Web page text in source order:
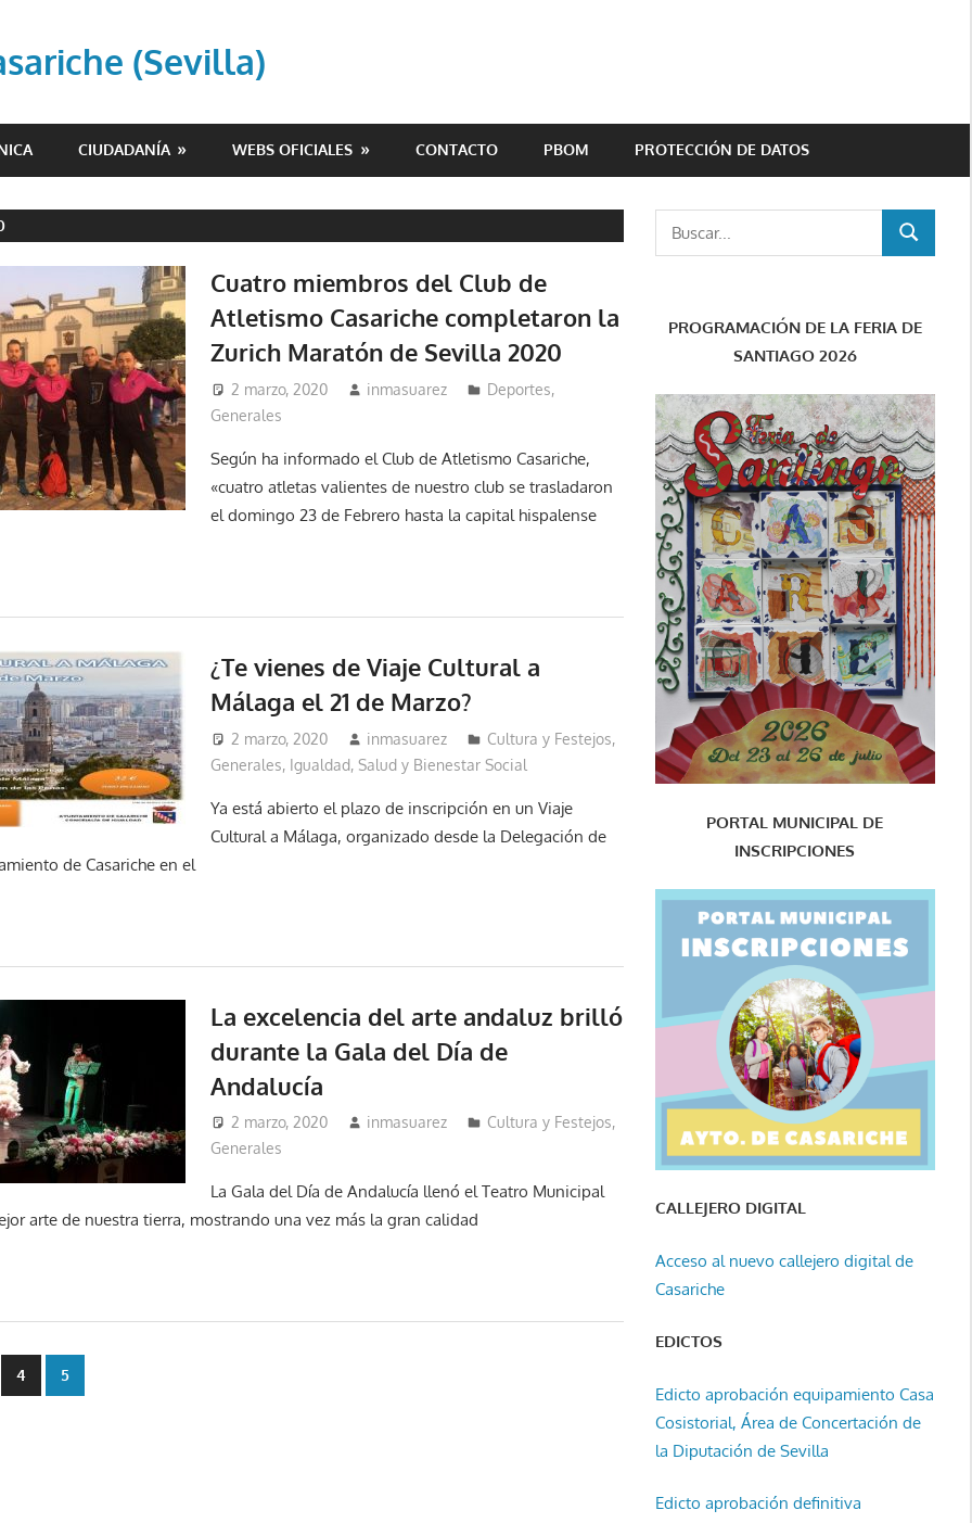
(Sevilla)
CIUDADANÍA WEBS OFICIALES CONTACTO PBOM PROTECCIÓN DE DATOS
Cuatro miembros del Club de
Atletismo Casariche completaron la
Zurich Maratón de Sevilla 2020
2 marzo, 2020 inmasuarez Deportes,
Generales
Según ha informado el Club de Atletismo Casariche,
«cuatro atletas valientes de nuestro club se trasladaron
el domingo 23 de Febrero hasta la capital hispalense
¿Te vienes de Viaje Cultural a
Málaga el 21 de Marzo?
2 marzo, 2020 inmasuarez Cultura y Festejos,
Generales, Igualdad, Salud y Bienestar Social
Ya está abierto el plazo de inscripción en un Viaje
Cultural a Málaga, organizado desde la Delegación de
de Casariche en el
La excelencia del arte andaluz brilló
durante la Gala del Día de
Andalucía
2 marzo, 2020 inmasuarez Cultura y Festejos,
Generales
La Gala del Día de Andalucía llenó el Teatro Municipal
arte de nuestra tierra, mostrando una vez más la gran calidad
4 5
BUSCAR
PROGRAMACIÓN DE LA FERIA DE
SANTIAGO 2026
PORTAL MUNICIPAL DE
INSCRIPCIONES
CALLEJERO DIGITAL
Acceso al nuevo callejero digital de
Casariche
EDICTOS
Edicto aprobación equipamiento Casa
Cosistorial, Área de Concertación de
la Diputación de Sevilla
Edicto aprobación definitiva